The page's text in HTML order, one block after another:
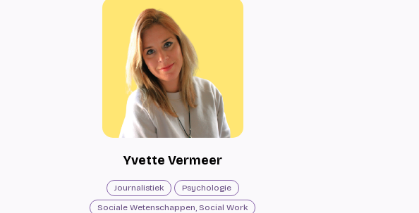
Yvette Vermeer
Journalistiek
Psychologie
Sociale Wetenschappen, Social Work